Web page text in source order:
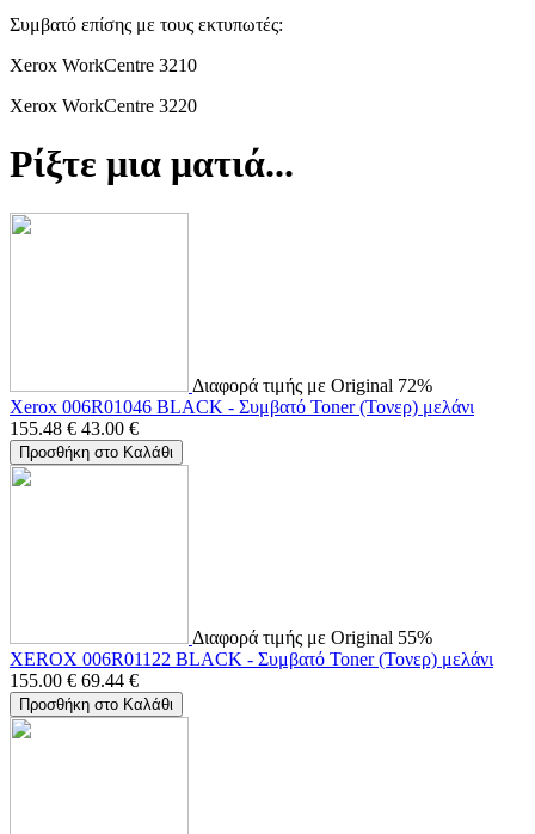
Συμβατό επίσης με τους εκτυπωτές:
Xerox WorkCentre 3210
Xerox WorkCentre 3220
Ρίξτε μια ματιά...
Διαφορά τιμής με Original 72%
Xerox 006R01046 BLACK - Συμβατό Toner (Τονερ) μελάνι
155.48 € 43.00 €
Προσθήκη στο Καλάθι
Διαφορά τιμής με Original 55%
XEROX 006R01122 BLACK - Συμβατό Toner (Τονερ) μελάνι
155.00 € 69.44 €
Προσθήκη στο Καλάθι